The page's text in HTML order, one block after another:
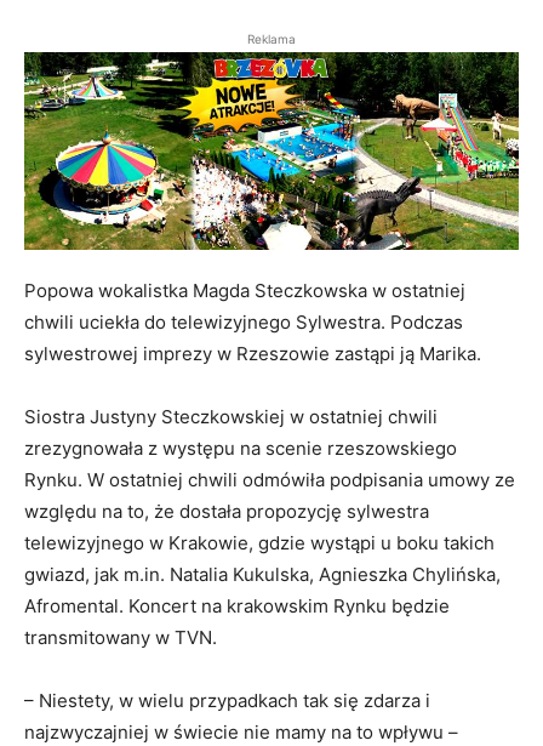
Reklama
Popowa wokalistka Magda Steczkowska w ostatniej
chwili uciekła do telewizyjnego Sylwestra. Podczas
sylwestrowej imprezy w Rzeszowie zastąpi ją Marika.
Siostra Justyny Steczkowskiej w ostatniej chwili
zrezygnowała z występu na scenie rzeszowskiego
Rynku. W ostatniej chwili odmówiła podpisania umowy ze
względu na to, że dostała propozycję sylwestra
telewizyjnego w Krakowie, gdzie wystąpi u boku takich
gwiazd, jak m.in. Natalia Kukulska, Agnieszka Chylińska,
Afromental. Koncert na krakowskim Rynku będzie
transmitowany w TVN.
– Niestety, w wielu przypadkach tak się zdarza i
najzwyczajniej w świecie nie mamy na to wpływu –